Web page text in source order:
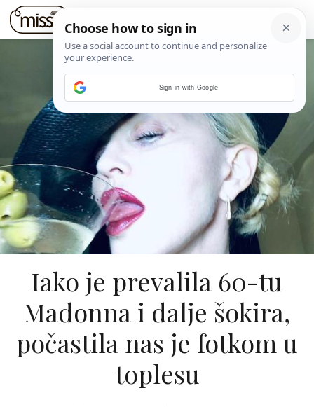
Iako je prevalila 60-tu
Madonna i dalje šokira,
počastila nas je fotkom u
toplesu
Sign in with Google